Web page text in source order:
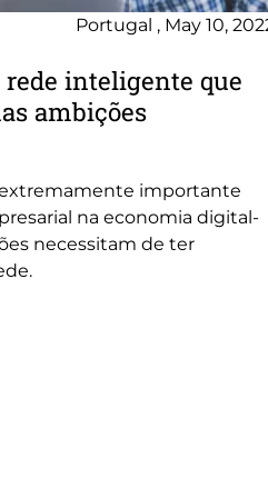
Portugal , May 10,
inteligente que
ambições
importante
na economia digital-
necessitam de ter